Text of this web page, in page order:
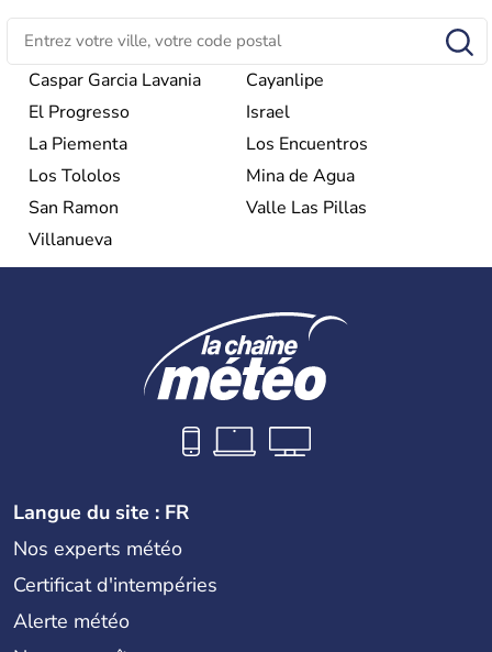
Caspar Garcia Lavania
Cayanlipe
El Progresso
Israel
La Piementa
Los Encuentros
Los Tololos
Mina de Agua
San Ramon
Valle Las Pillas
Villanueva
Langue du site : FR
Nos experts météo
Certificat d'intempéries
Alerte météo